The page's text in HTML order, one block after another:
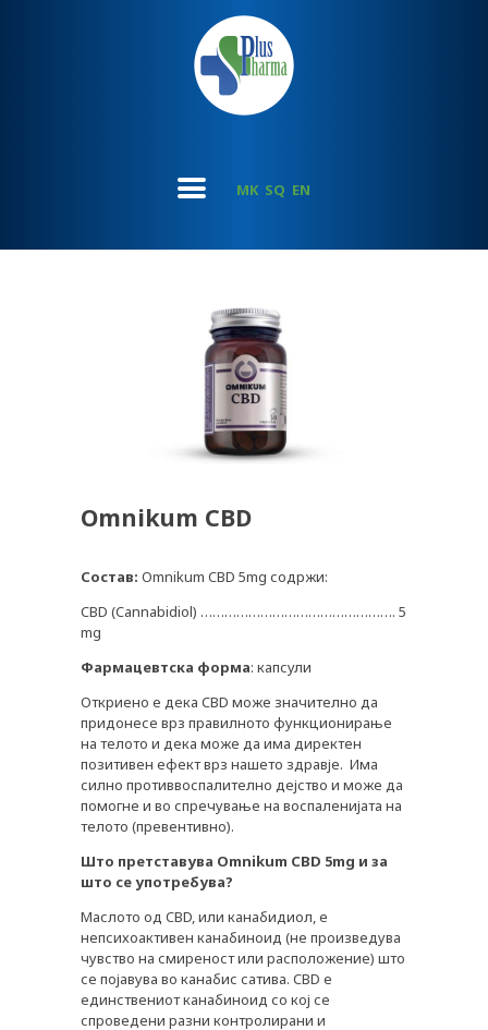
MK SQ EN
Omnikum CBD
Состав: Omnikum CBD 5mg содржи:
CBD (Cannabidiol) …………………………………………. 5
mg
Фармацевтска форма: капсули
Откриено е дека CBD може значително да
придонесе врз правилното функционирање
на телото и дека може да има директен
позитивен ефект врз нашето здравје. Има
силно противвоспалително дејство и може да
помогне и во спречување на воспаленијата на
телото (превентивно).
Што претставува Omnikum CBD 5mg и за
што сеупотребува?
Маслото од CBD, или канабидиол, е
непсихоактивен канабиноид (не произведува
чувство на смиреност или расположение) што
се појавува во канабис сатива. CBD е
единствениот канабиноид со кој се
спроведени разни контролирани и